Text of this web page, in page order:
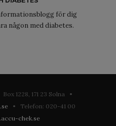
för dig
någon med diabetes.
1228, 171 23 Solna •
• Telefon: 020-41 00
chek.se